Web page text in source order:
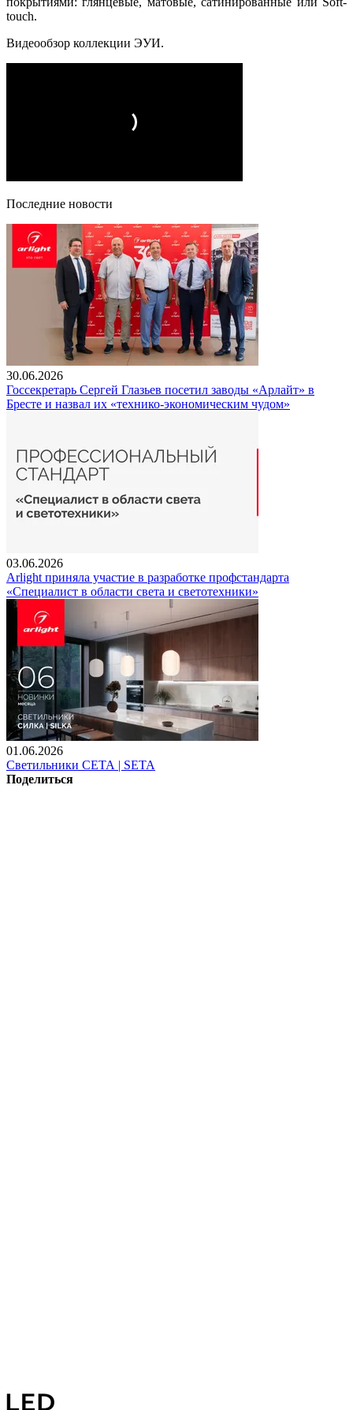
touch.
Видеообзор коллекции ЭУИ.
Последние новости
30.06.2026
Госсекретарь Сергей Глазьев посетил заводы «Арлайт» в
Бресте и назвал их «технико-экономическим чудом»
03.06.2026
Arlight приняла участие в разработке профстандарта
«Специалист в области света и светотехники»
01.06.2026
Светильники СЕТА | SETA
Поделиться